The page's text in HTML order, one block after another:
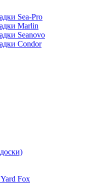
Sea-Pro
Marlin
Seanovo
Condor
Fox